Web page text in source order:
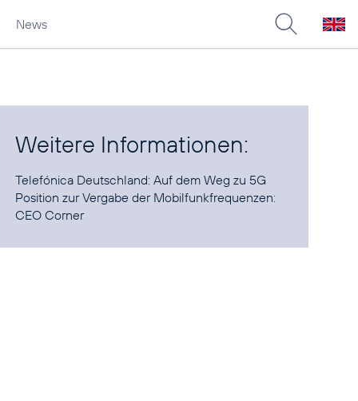
News
Weitere Informationen:
Telefónica Deutschland:Auf dem Weg zu 5G
Position zur Vergabe der Mobilfunkfrequenzen:
CEO Corner